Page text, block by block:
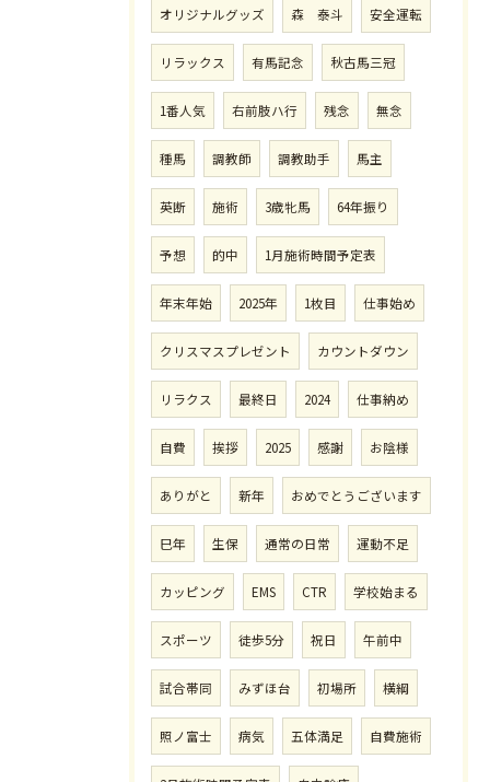
オリジナルグッズ 森 泰斗 安全運転
リラックス 有馬記念 秋古馬三冠
1番人気 右前肢ハ行 残念 無念
種馬 調教師 調教助手 馬主
英断 施術 3歳牝馬 64年振り
予想 的中 1月施術時間予定表
年末年始 2025年 1枚目 仕事始め
クリスマスプレゼント カウントダウン
リラクス 最終日 2024 仕事納め
自費 挨拶 2025 感謝 お陰様
ありがと 新年 おめでとうございます
巳年 生保 通常の日常 運動不足
カッピング EMS CTR 学校始まる
スポーツ 徒歩5分 祝日 午前中
試合帯同 みずほ台 初場所 横綱
照ノ富士 病気 五体満足 自費施術